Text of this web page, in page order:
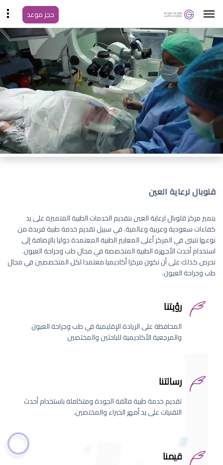
حجز موعد
قلوبال لرعاية العين
يتميز مركز قلوبال لرعاية العين بتقديم الخدمات الطبية المتميزة على يد
كفاءات سعودية وعربية وعالمية. في سبيل تقديم خدمة طبية فريدة من
نوعها نتبنى في المركز أعلى المعايير الطبية المعتمدة دوليا بالإضافة إلى
استخدام أحدث الأجهزة الطبية المتخصصة في مجال طب وجراحة العيون.
نحرص كذلك على أن نكون مركزا أكاديميا معتمدا لكل المتخصصين في مجال
طب وجراحة العيون.
رؤيتنا
المحافظة على الريادة الإقليمية في طب وجراحة العيون
والمرجعية الأكاديمية للباحثين والمختصين
رسالتنا
تقديم خدمة طبية فائقة الجودة ومتكاملة باستخدام أحدث
التقنيات على يد أمهر الخبراء والمختصين.
قيمنا